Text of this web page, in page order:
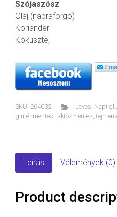
Szójaszósz
Olaj (napraforgó)
Koriander
Kókusztej
SKU: 264032 Leves, Napi
gluténmentes, laktózmentes,
Leírás Vélemények (0)
Product